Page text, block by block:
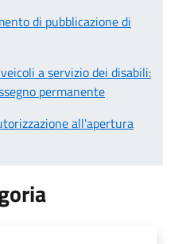
di pubblicazione di
a servizio dei disabili:
permanente
all'apertura